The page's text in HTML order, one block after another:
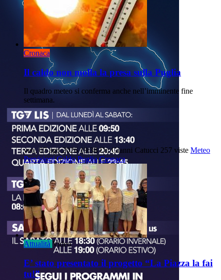
Cronaca
Il caldo non molla la presa sulla Puglia
Il quadro meteo si conferma anche nell’imminente fine
settimana.
ven, 07 ago 2026 19:38 Di: Gianni Catucci 257 viste Meteo
Previsioni Caldo Puglia Cronaca
Attualità Video
E’ stato presentato il progetto “La Piazza la fai
tu!”